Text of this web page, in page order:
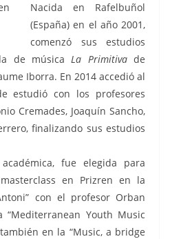
Nacida en Rafelbuñol
(España) en el año 2001,
comenzó sus estudios
de músicaLa Primitivade
Iborra. En 2014 accedió al
estudió con los profesores
Cremades, Joaquín Sancho,
finalizando sus estudios
fue elegida para
en Prizren en la
con el profesor Orban
Youth Music
en la “Music, a bridge